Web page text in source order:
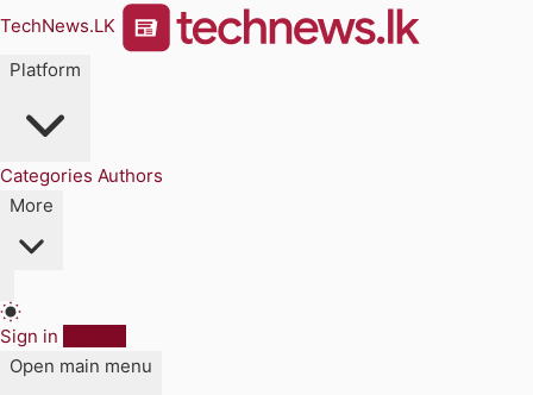
TechNews.LK
Platform
Categories Authors
More
Sign in
Open main menu